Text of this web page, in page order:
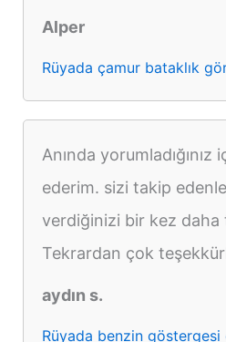
Alper
Rüyada çamur bataklık
Anında
ederim. sizi takip
verdiğinizi bir kez
Tekrardan çok
aydın s.
Rüyada benzin göstergesi